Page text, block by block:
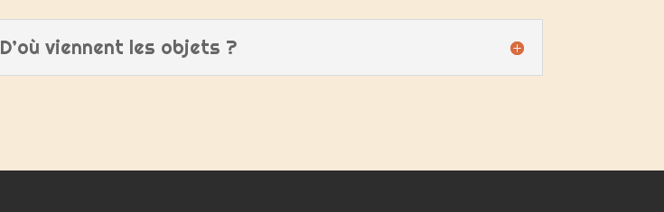
D’où viennent les objets ?